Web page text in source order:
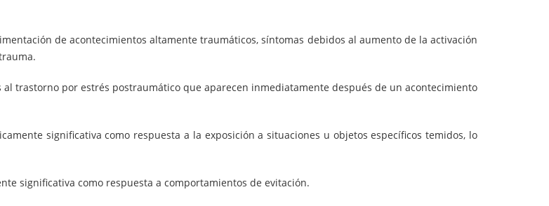
de acontecimientos altamente traumáticos, síntomas debidos al aumento de la activación
trastorno por estrés postraumático que aparecen inmediatamente después de un acontecimiento
significativa como respuesta a la exposición a situaciones u objetos específicos temidos, lo
significativa como respuesta a comportamientos de evitación.